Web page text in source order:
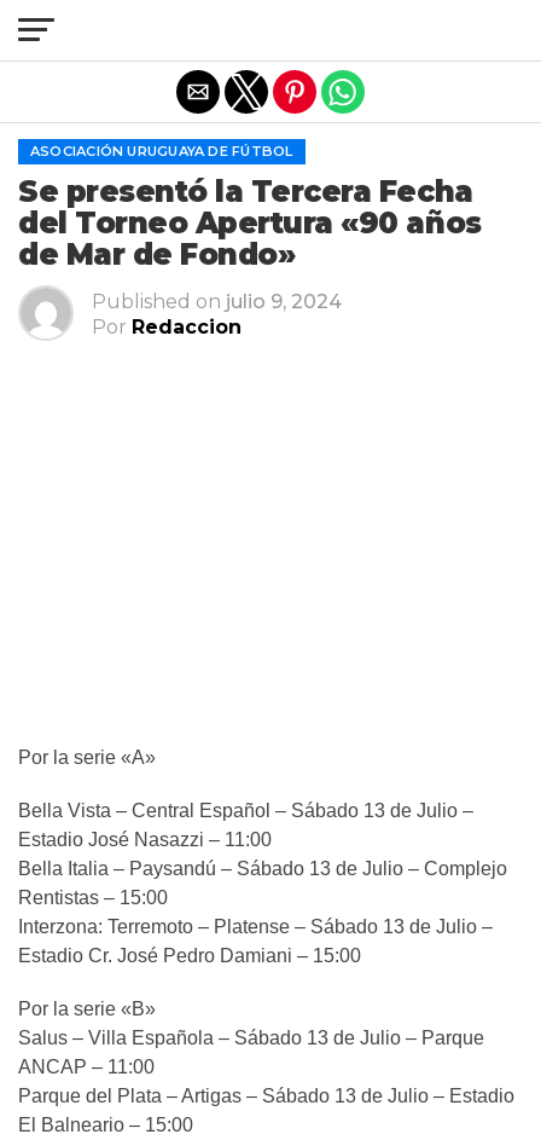
ASOCIACIÓN URUGUAYA DE FÚTBOL
Se presentó la Tercera Fecha
del Torneo Apertura «90 años
de Mar de Fondo»
Published on julio 9, 2024
Por Redaccion
Por la serie «A»
Bella Vista – Central Español – Sábado 13 de Julio –
Estadio José Nasazzi – 11:00
Bella Italia – Paysandú – Sábado 13 de Julio – Complejo
Rentistas – 15:00
Interzona: Terremoto – Platense – Sábado 13 de Julio –
Estadio Cr. José Pedro Damiani – 15:00
Por la serie «B»
Salus – Villa Española – Sábado 13 de Julio – Parque
ANCAP – 11:00
Parque del Plata – Artigas – Sábado 13 de Julio – Estadio
El Balneario – 15:00